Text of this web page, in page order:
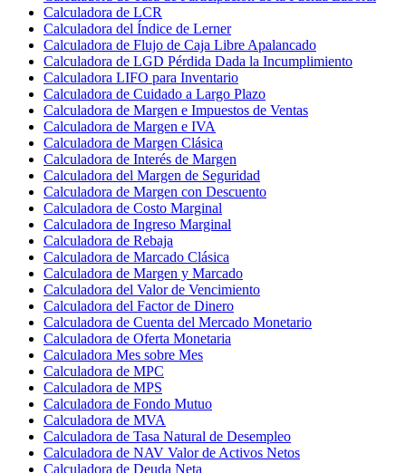
Calculadora de LCR
Calculadora del Índice de Lerner
Calculadora de Flujo de Caja Libre Apalancado
Calculadora de LGD Pérdida Dada la Incumplimiento
Calculadora LIFO para Inventario
Calculadora de Cuidado a Largo Plazo
Calculadora de Margen e Impuestos de Ventas
Calculadora de Margen e IVA
Calculadora de Margen Clásica
Calculadora de Interés de Margen
Calculadora del Margen de Seguridad
Calculadora de Margen con Descuento
Calculadora de Costo Marginal
Calculadora de Ingreso Marginal
Calculadora de Rebaja
Calculadora de Marcado Clásica
Calculadora de Margen y Marcado
Calculadora del Valor de Vencimiento
Calculadora del Factor de Dinero
Calculadora de Cuenta del Mercado Monetario
Calculadora de Oferta Monetaria
Calculadora Mes sobre Mes
Calculadora de MPC
Calculadora de MPS
Calculadora de Fondo Mutuo
Calculadora de MVA
Calculadora de Tasa Natural de Desempleo
Calculadora de NAV Valor de Activos Netos
Calculadora de Deuda Neta